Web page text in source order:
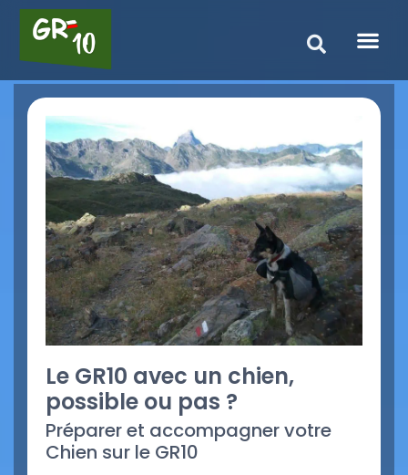
Le GR10 avec un chien,
possible ou pas ?
Préparer et accompagner votre
Chien sur le GR10